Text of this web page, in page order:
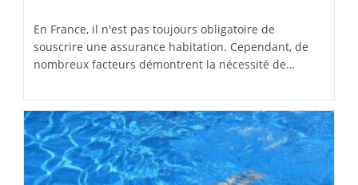
En France, il n'est pas toujours obligatoire de
souscrire une assurance habitation. Cependant, de
nombreux facteurs démontrent la nécessité de…